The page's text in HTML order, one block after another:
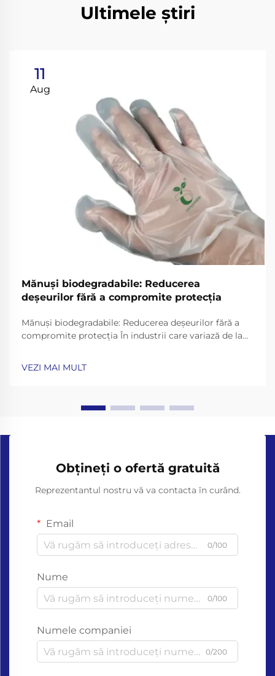
Ultimele știri
11
Aug
Mănuși biodegradabile: Reducerea
deșeurilor fără a compromite protecția
Mănuși biodegradabile: Reducerea deșeurilor fără a
compromite protecția În industrii care variază de la
siguranță. Cu toate acestea, mănușile tradiționale
VEZI MAI MULT
Obțineți o ofertă gratuită
Reprezentantul nostru vă va contacta în curând.
Email
0/100
Nume
0/100
Numele companiei
0/200